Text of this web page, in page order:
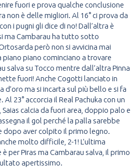
fuori e prova qualche conclusione
non è delle migliori. Al 16° ci prova da
i pugni gli dice di no! Dall’altra è
ma Cambarau ha tutto sotto
però non si avvicina mai
piano piano cominciano a trovare
salva su Tocco mentre dall’altra Pinna
fuori! Anche Cogotti lanciato in
d’oro ma si incarta sul più bello e si fa
23° accorcia il Real Pachuka con un
calcia da fuori area, doppio palo e
il gol perché la palla sarebbe
aver colpito il primo legno.
molto difficile, 2-1! L’ultima
per Piras ma Cambarau salva, il primo
apertissimo.